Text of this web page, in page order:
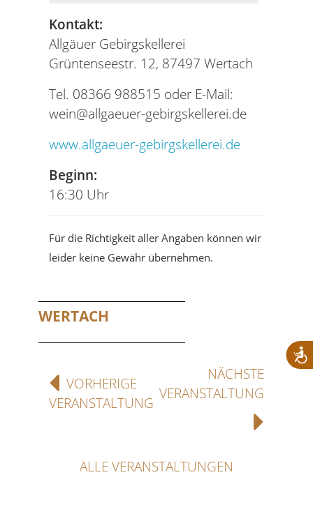
Kontakt:
Allgäuer Gebirgskellerei
Grüntenseestr. 12, 87497 Wertach
Tel. 08366 988515 oder E-Mail:
wein@allgaeuer-gebirgskellerei.de
www.allgaeuer-gebirgskellerei.de
Beginn:
16:30 Uhr
Für die Richtigkeit aller Angaben können wir
leider keine Gewähr übernehmen.
WERTACH
VORHERIGE
VERANSTALTUNG
NÄCHSTE
VERANSTALTUNG
ALLE VERANSTALTUNGEN